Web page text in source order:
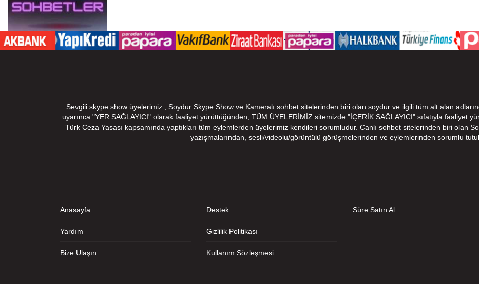
Sevgili skype show üyelerimiz ; Soydur Skype Show ve Kameralı sohbet sitelerinden biri olan soydur ve ilgili tüm alt alan
uyarınca "YER SAĞLAYICI" olarak faaliyet yürüttüğünden, TÜM ÜYELERİMİZ sitemizde "İÇERİK SAĞLAYICI" sıfatıyla faaliyet
Türk Ceza Yasası kapsamında yaptıkları tüm eylemlerden üyelerimiz kendileri sorumludur. Canlı sohbet sitelerinden biri olan
yazışmalarından, sesli/videolu/görüntülü görüşmelerinden ve eylemlerinden sorumlu
Anasayfa
Yardım
Bize Ulaşın
Destek
Gizlilik Politikası
Kullanım Sözleşmesi
Süre Satın Al